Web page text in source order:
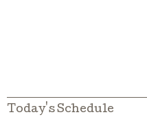
Today's Schedule